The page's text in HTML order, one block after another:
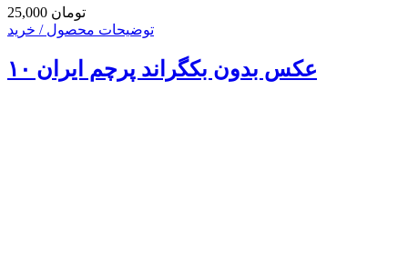
25,000 تومان
توضیحات محصول / خرید
عکس بدون بکگراند پرچم ایران ۱۰